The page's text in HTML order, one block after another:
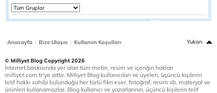
Anasayfa | Bize Ulaşın | Kullanım Koşulları Yukarı
© Milliyet Blog Copyright 2026
İnternet baskısında yer alan tüm metin, resim ve içeriğin hakları
milliyet.com.tr'ye aittir. Milliyet Blog kullanıcıları ve üyeleri, üçüncü kişilerin
telif hakkı sahibi bulunduğu her türlü fikri eser, fotoğraf, resim vb. materyal ve
ürünleri kullanamazlar. Blog kullanıcı ve yazarlarının, üçüncü kişilerin telif